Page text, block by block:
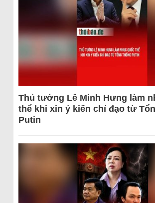
Thủ tướng Lê Minh Hưng làm
thể khi xin ý kiến chỉ đạo từ
Putin